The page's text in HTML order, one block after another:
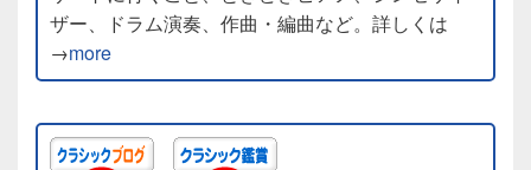
ザー、ドラム演奏、作曲・編曲など。詳しくは
→more